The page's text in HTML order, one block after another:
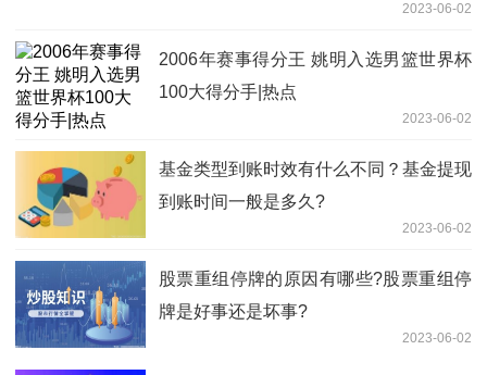
2023-06-02
2006年赛事得分王 姚明入选男篮世界杯
100大得分手|热点
2023-06-02
基金类型到账时效有什么不同？基金提现
到账时间一般是多久?
2023-06-02
股票重组停牌的原因有哪些?股票重组停
牌是好事还是坏事?
2023-06-02